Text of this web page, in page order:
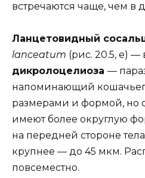
встречаются чаще, чем в
Ланцетовидный
lanceatum (рис. 20.5, е) —
дикролоцелиоза —
напоминающий
размерами и формой, но
имеют более округлую
на передней стороне
крупнее — до 45 мкм.
повсеместно.